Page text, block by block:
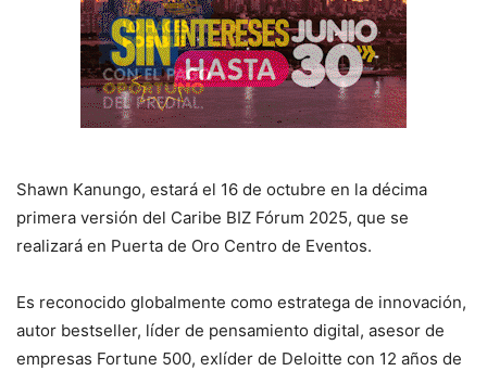
Shawn Kanungo, estará el 16 de octubre en la décima
primera versión del Caribe BIZ Fórum 2025, que se
realizará en Puerta de Oro Centro de Eventos.
Es reconocido globalmente como estratega de innovación,
autor bestseller, líder de pensamiento digital, asesor de
empresas Fortune 500, exlíder de Deloitte con 12 años de